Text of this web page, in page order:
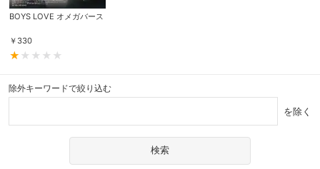
BOYS LOVE オメガバース
￥ 330
除外キーワードで絞り込む
を除く